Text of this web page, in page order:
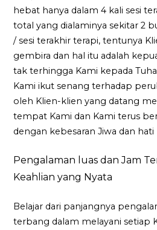
hebat hanya dalam 4 kali sesi
total yang dialaminya sekitar 2
/ sesi terakhir terapi, tentunya
gembira dan hal itu adalah
tak terhingga Kami kepada
Kami ikut senang terhadap
oleh Klien-klien yang datang
tempat Kami dan Kami terus
dengan kebesaran Jiwa dan hati
Pengalaman luas dan Jam
Keahlian yang Nyata
Belajar dari panjangnya
terbang dalam melayani setiap